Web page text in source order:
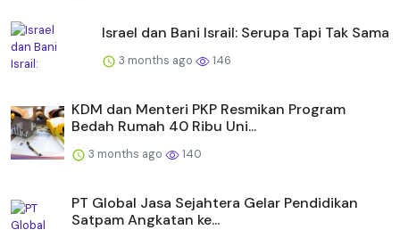
Israel dan Bani Israil: Serupa Tapi Tak Sama
3 months ago 146
KDM dan Menteri PKP Resmikan Program
Bedah Rumah 40 Ribu Uni...
3 months ago 140
PT Global Jasa Sejahtera Gelar Pendidikan
Satpam Angkatan ke...